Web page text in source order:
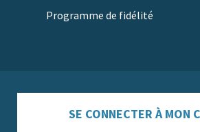
Programme de fidélité
SE CONNECTER À MON